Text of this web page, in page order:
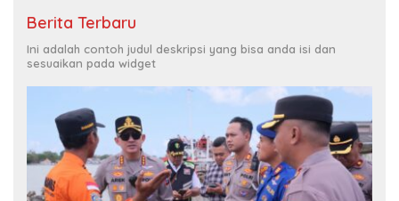
Berita Terbaru
Ini adalah contoh judul deskripsi yang bisa anda isi dan
sesuaikan pada widget